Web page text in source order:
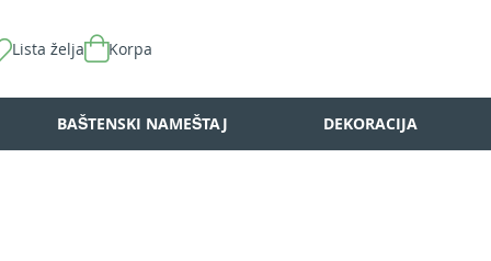
Korpa
Lista želja
BAŠTENSKI NAMEŠTAJ DEKORACIJA